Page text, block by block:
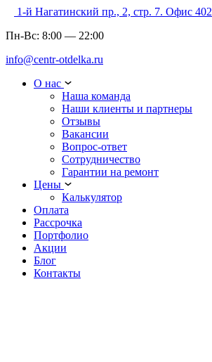
1-й Нагатинский пр., 2, стр. 7. Офис 402
Пн-Вс: 8:00 — 22:00
info@centr-otdelka.ru
О нас
Наша команда
Наши клиенты и партнеры
Отзывы
Вакансии
Вопрос-ответ
Сотрудничество
Гарантии на ремонт
Цены
Калькулятор
Оплата
Рассрочка
Портфолио
Акции
Блог
Контакты